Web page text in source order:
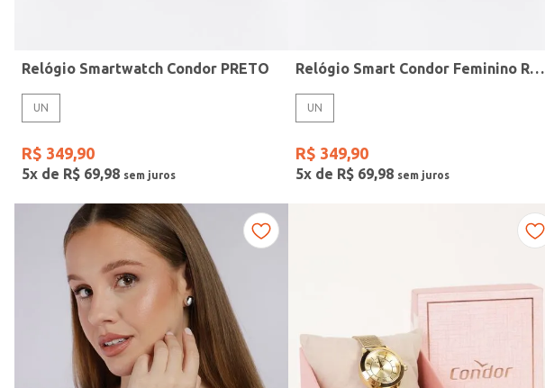
Fitness
Relógio Smartwatch Condor PRETO
UN
R$ 349,90
5x de R$ 69,98
Relógio Smart Condor Feminino ROSE
UN
R$ 349,90
5x de R$ 69,98